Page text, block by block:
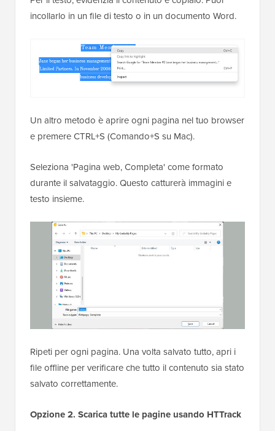
incollarlo in un file di testo o in un documento Word.
Un altro metodo è aprire ogni pagina nel tuo browser
e premere CTRL+S (Comando+S su Mac).
Seleziona 'Pagina web, Completa' come formato
durante il salvataggio. Questo catturerà immagini e
testo insieme.
Ripeti per ogni pagina. Una volta salvato tutto, apri i
file offline per verificare che tutto il contenuto sia stato
salvato correttamente.
Opzione 2. Scarica tutte le pagine usando HTTrack